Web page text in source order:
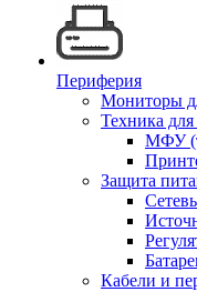
Периферия
Мониторы
Техника
МФУ
Защита
Кабели и